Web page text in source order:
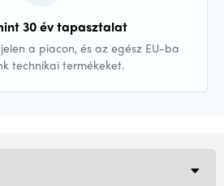
30 év tapasztalat
a piacon, és az egész EU-ba
technikai termékeket.